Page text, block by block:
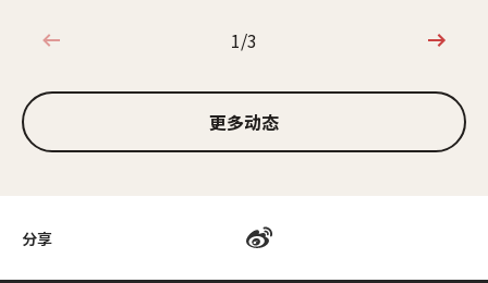
分享
1/3
1/3
更多动态